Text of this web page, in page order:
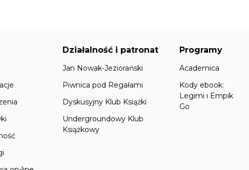
Działalność i patronat
Jan Nowak-Jeziorański
Piwnica pod Regałami
Dyskusyjny Klub Książki
Undergroundowy Klub
Książkowy
Programy
Academica
Kody ebook:
Legimi i Empik
Go